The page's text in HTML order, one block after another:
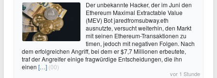
Der unbekannte Hacker, der im Juni den
Ethereum Maximal Extractable Value
(MEV) Bot jaredfromsubway.eth
ausnutzte, versucht weiterhin, den Markt
mit seinen Ethereum-Transaktionen zu
timen, jedoch mit negativen Folgen. Nach
dem erfolgreichen Angriff, bei dem er $7,7 Millionen erbeutete,
traf der Angreifer einige fragwürdige Entscheidungen, die ihn
einen […] (00)
vor 1 Stunde